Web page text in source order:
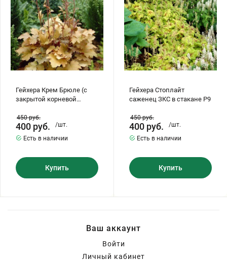
Шарафуга
Бирючина
Плющ
ПАМПАСНАЯ ТРАВА
Кизильник саженец
Экзотические растения
Декоративные саженцы
Клематис
Хризантемы саженцы
корневой
системой
в
стакане
Р9)
Гейхера Крем Брюле (с
закрытой корневой
450руб.
400 руб.
/шт.
Есть в наличии
Купить
стакане
Р9
Гейхера Стоплайт
саженец ЗКС в стакане Р9
450руб.
400 руб.
/шт.
Есть в наличии
Купить
Ваш аккаунт
Войти
Личный кабинет